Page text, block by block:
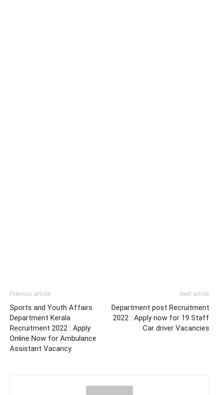
Previous article
Sports and Youth Affairs
Department Kerala
Recruitment 2022 : Apply
Online Now for Ambulance
Assistant Vacancy
Next article
Department post Recruitment
2022 : Apply now for 19 Staff
Car driver Vacancies